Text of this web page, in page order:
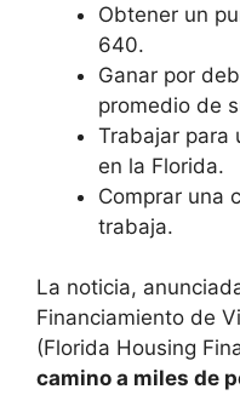
Obtener un
640.
Ganar por
promedio de
Trabajar para
en la Florida.
Comprar una
trabaja.
La noticia,
Financiamiento de
(Florida Housing
camino a miles de